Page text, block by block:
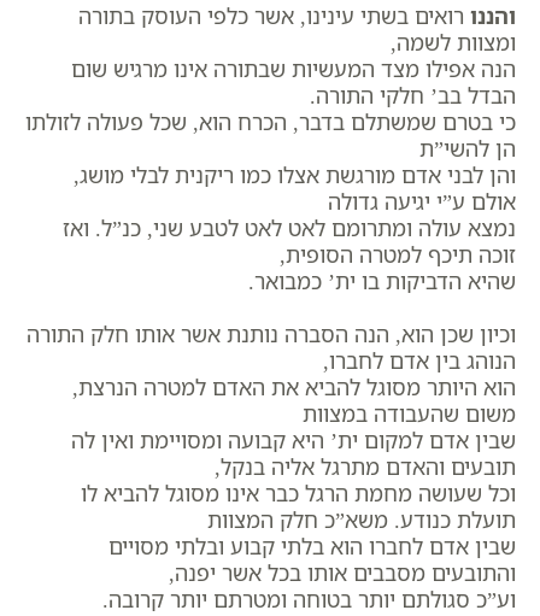
והננו רואים בשתי עינינו, אשר כלפי העוסק בתורה
ומצוות לשמה,
הנה אפילו מצד המעשיות שבתורה אינו מרגיש שום
הבדל בב’ חלקי התורה.
כי בטרם שמשתלם בדבר, הכרח הוא, שכל פעולה לזולתו
הן להשי”ת
והן לבני אדם מורגשת אצלו כמו ריקנית לבלי מושג,
אולם ע”י יגיעה גדולה
נמצא עולה ומתרומם לאט לאט לטבע שני, כנ”ל. ואז
זוכה תיכף למטרה הסופית,
שהיא הדביקות בו ית’ כמבואר.
וכיון שכן הוא, הנה הסברה נותנת אשר אותו חלק התורה
הנוהג בין אדם לחברו,
הוא היותר מסוגל להביא את האדם למטרה הנרצת,
משום שהעבודה במצוות
שבין אדם למקום ית’ היא קבועה ומסויימת ואין לה
תובעים והאדם מתרגל אליה בנקל,
וכל שעושה מחמת הרגל כבר אינו מסוגל להביא לו
תועלת כנודע. משא”כ חלק המצוות
שבין אדם לחברו הוא בלתי קבוע ובלתי מסויים
והתובעים מסבבים אותו בכל אשר יפנה,
וע”כ סגולתם יותר בטוחה ומטרתם יותר קרובה.